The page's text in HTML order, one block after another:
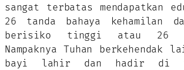
sangat terbatas mendapatkan
26 tanda bahaya kehamilan
berisiko tinggi atau 26
Nampaknya Tuhan berkehendak
bayi lahir dan hadir di